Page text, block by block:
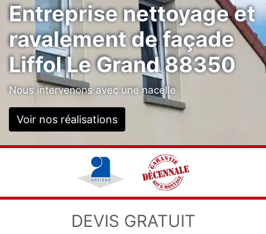
Entreprise nettoyage et
ravalement de façade
Liffol Le Grand 88350
Nous intervenons avec une nacelle
Voir nos réalisations
DEVIS GRATUIT